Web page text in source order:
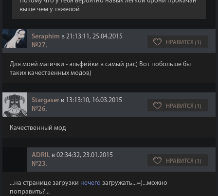
выше чем у тяжелой
Seraphim в 21:13:11, 25.04.2015
№27, НРАВИТСЯ (1)
Для моей магички - эльфийки в самый рас) Вот побольше бы
таких качественных модов)
Stargaser в 13:13:10, 16.03.2015
№26, НРАВИТСЯ (1)
Качественный мод
ADRIL в 02:34:32, 23.01.2015
№23, НРАВИТСЯ (1)
...на странице загрузки нечего загружать...=)...можно
поправить?...